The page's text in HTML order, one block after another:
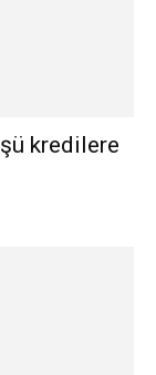
kredilere